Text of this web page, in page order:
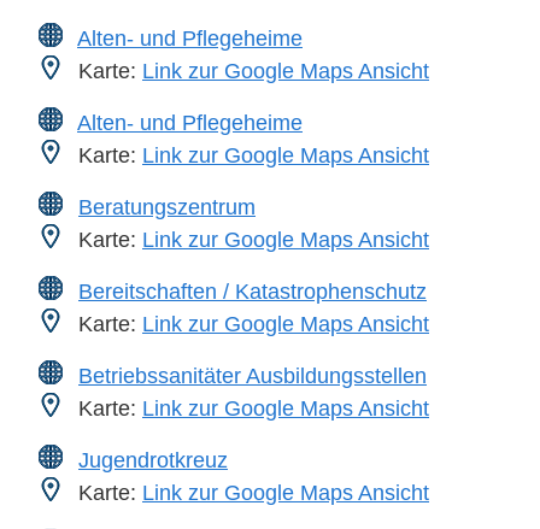
Alten- und Pflegeheime
Karte: Link zur Google Maps Ansicht
Alten- und Pflegeheime
Karte: Link zur Google Maps Ansicht
Beratungszentrum
Karte: Link zur Google Maps Ansicht
Bereitschaften / Katastrophenschutz
Karte: Link zur Google Maps Ansicht
Betriebssanitäter Ausbildungsstellen
Karte: Link zur Google Maps Ansicht
Jugendrotkreuz
Karte: Link zur Google Maps Ansicht